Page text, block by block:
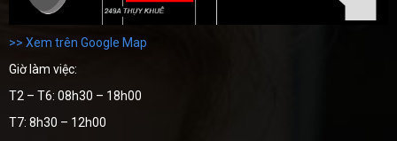
>> Xem trên Google Map
Giờ làm việc:
T2 – T6: 08h30 – 18h00
T7: 8h30 – 12h00